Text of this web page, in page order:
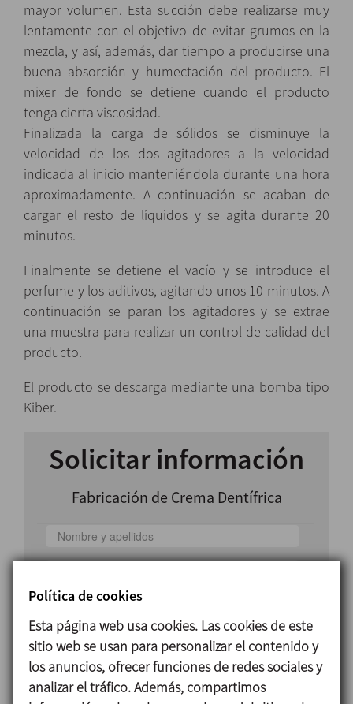
mayor volumen. Esta succión debe realizarse muy
lentamente con el objetivo de evitar grumos en la
mezcla, y así, además, dar tiempo a producirse una
buena absorción y humectación del producto. El
mixer de fondo se detiene cuando el producto
tenga cierta viscosidad.
Finalizada la carga de sólidos se disminuye la
velocidad de los dos agitadores a la velocidad
indicada al inicio manteniéndola durante una hora
aproximadamente. A continuación se acaban de
cargar el resto de líquidos y se agita durante 20
minutos.
Finalmente se detiene el vacío y se introduce el
perfume y los aditivos, agitando unos 10 minutos. A
continuación se paran los agitadores y se extrae
una muestra para realizar un control de calidad del
producto.
El producto se descarga mediante una bomba tipo
Kiber.
Solicitar información
Fabricación de Crema Dentífrica
País
Política de cookies
Esta página web usa cookies. Las cookies de este
sitio web se usan para personalizar el contenido y
los anuncios, ofrecer funciones de redes sociales y
analizar el tráfico. Además, compartimos